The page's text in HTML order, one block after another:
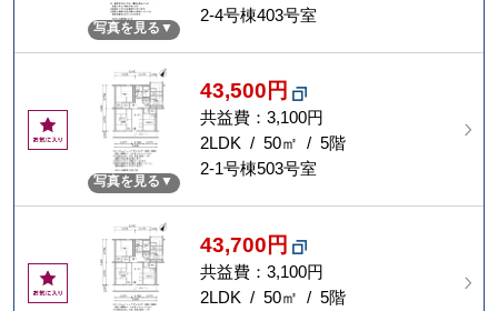
り
写真を見る
2-4号棟403号室
お
気
り
写真を見る
43,500円
共益費：3,100円
2LDK / 50㎡ / 5階
2-1号棟503号室
お
気
43,700円
共益費：3,100円
2LDK / 50㎡ / 5階